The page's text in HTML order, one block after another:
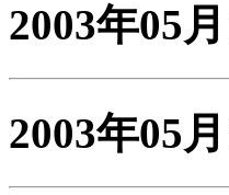
2003年05
2003年05